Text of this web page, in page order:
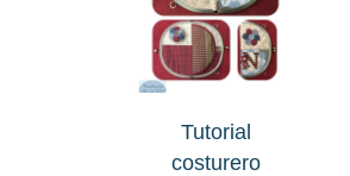
Tutorial
costurero